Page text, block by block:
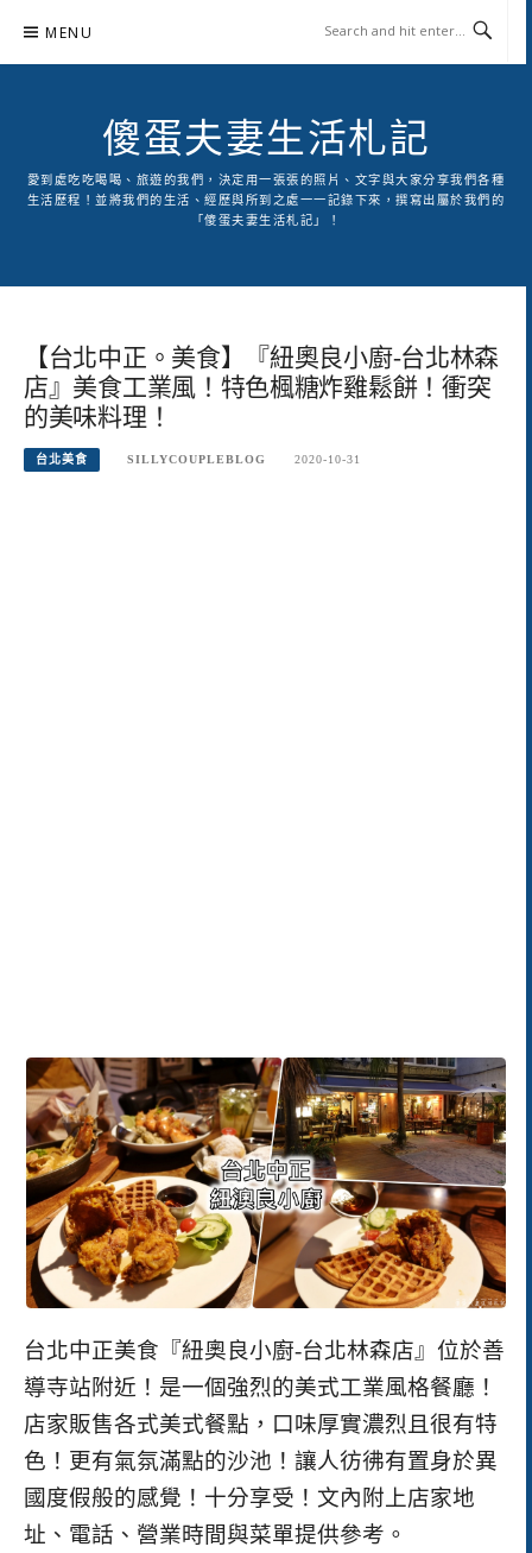
content
MENU
傻蛋夫妻生活札記
愛到處吃吃喝喝、旅遊的我們，決定用一張張的照片、文字與大家分享我們各種
生活歷程！並將我們的生活、經歷與所到之處一一記錄下來，撰寫出屬於我們的
「傻蛋夫妻生活札記」！
【台北中正。美食】『紐奧良小廚-台北林森
店』美食工業風！特色楓糖炸雞鬆餅！衝突
的美味料理！
台北美食 SILLYCOUPLEBLOG 2020-10-31
台北中正美食『紐奧良小廚-台北林森店』位於善
導寺站附近！是一個強烈的美式工業風格餐廳！
店家販售各式美式餐點，口味厚實濃烈且很有特
色！更有氣氛滿點的沙池！讓人彷彿有置身於異
國度假般的感覺！十分享受！文內附上店家地
址、電話、營業時間與菜單提供參考。